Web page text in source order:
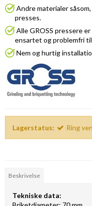
Andre materialer
presses.
AlleGROSS pressere
ensartet og problemfri
Nem og hurtig
Lagerstatus: Ring
Beskrivelse
Tekniske data: